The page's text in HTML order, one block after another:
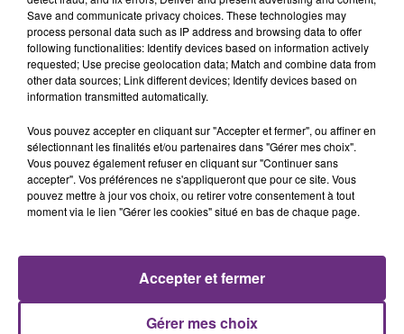
LES PODCASTS
Save and communicate privacy choices. These technologies may
process personal data such as IP address and browsing data to offer
following functionalities: Identify devices based on information actively
requested; Use precise geolocation data; Match and combine data from
other data sources; Link different devices; Identify devices based on
information transmitted automatically.
Vous pouvez accepter en cliquant sur "Accepter et fermer", ou affiner en
sélectionnant les finalités et/ou partenaires dans "Gérer mes choix".
Vous pouvez également refuser en cliquant sur "Continuer sans
accepter". Vos préférences ne s'appliqueront que pour ce site. Vous
pouvez mettre à jour vos choix, ou retirer votre consentement à tout
moment via le lien "Gérer les cookies" situé en bas de chaque page.
Gérer mes choix
Accepter et fermer